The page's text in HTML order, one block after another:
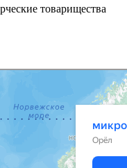
товарищества